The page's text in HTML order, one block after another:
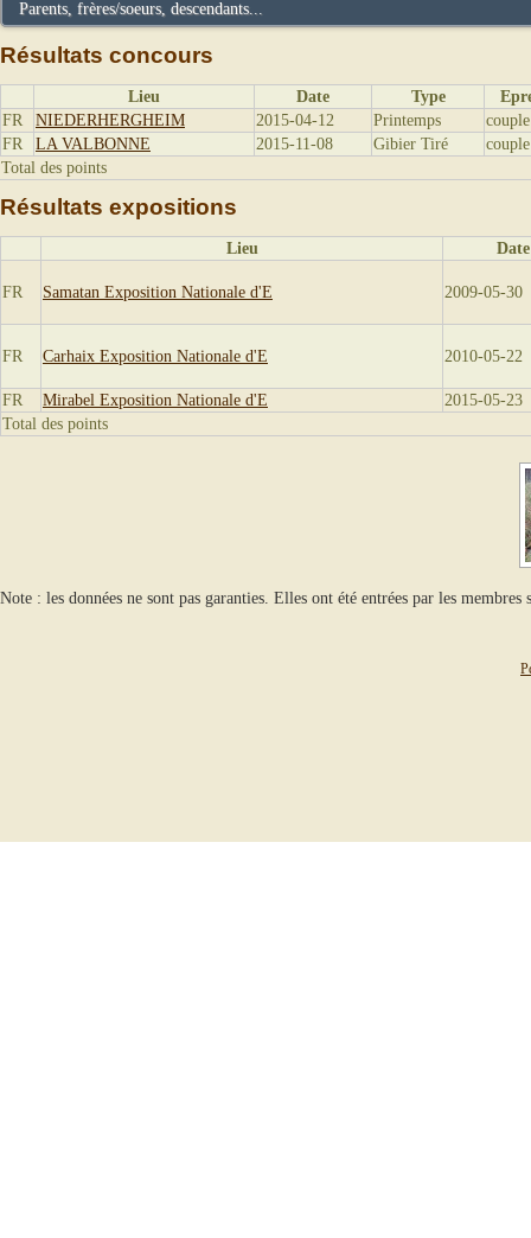
Parents, frères/soeurs, descendants...
Résultats concours
Lieu Date Type
FR
NIEDERHERGHEIM 2015-04-12 Printemps
couple
FR
LA VALBONNE 2015-11-08 Gibier Tiré
couple
Total des points
Résultats expositions
Lieu Date
FR Samatan Exposition Nationale d'E 2009-05-30
FR Carhaix Exposition Nationale d'E 2010-05-22
FR Mirabel Exposition Nationale d'E
2015-05-23
Total des points
Note : les données ne sont pas garanties. Elles ont été entrées par les membres